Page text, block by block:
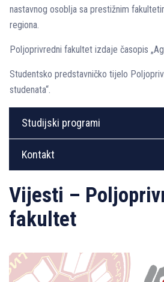
nastavnog osoblja sa prestižnim
regiona.
Poljoprivredni fakultet izdaje časopis
Studentsko predstavničko tijelo
studenata“.
Studijski programi
Kontakt
Vijesti –
fakultet